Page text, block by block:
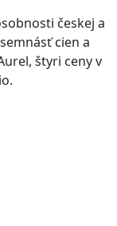
českej a
cien a
štyri ceny v